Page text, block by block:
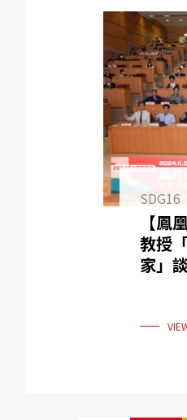
SDG16
【鳳
教授
家」